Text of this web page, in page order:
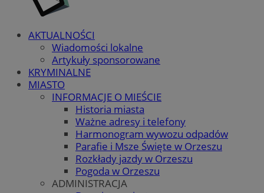
AKTUALNOŚCI
Wiadomości lokalne
Artykuły sponsorowane
KRYMINALNE
MIASTO
INFORMACJE O MIEŚCIE
Historia miasta
Ważne adresy i telefony
Harmonogram wywozu odpadów
Parafie i Msze Święte w Orzeszu
Rozkłady jazdy w Orzeszu
Pogoda w Orzeszu
ADMINISTRACJA